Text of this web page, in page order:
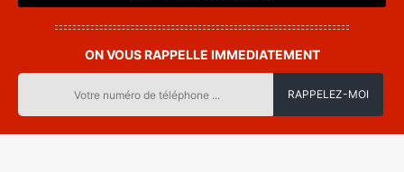
ON VOUS RAPPELLE IMMEDIATEMENT